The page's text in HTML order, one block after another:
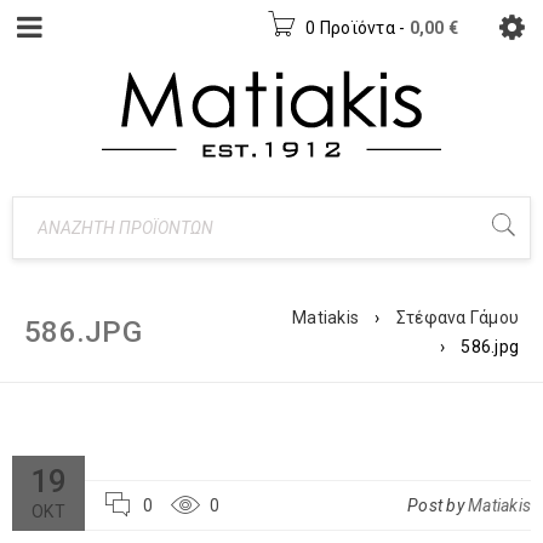
0 Προϊόντα - 0,00 €
586.JPG Matiakis ›
Στέφανα Γάμου
›
586.jpg
19
ΟΚΤ 0 0 Post byMatiakis